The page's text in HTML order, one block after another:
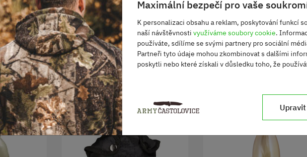
Maximální bezpečí pro vaše
K personalizaci obsahu a reklam, poskytování funkcí
naší návštěvnosti využíváme soubory cookie.
používáte, sdílíme se svými partnery pro sociální
Partneři tyto údaje mohou zkombinovat s dalšími
poskytli nebo které získali v důsledku toho, že
Upravit